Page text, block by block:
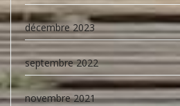
décembre 2023
septembre 2022
novembre 2021